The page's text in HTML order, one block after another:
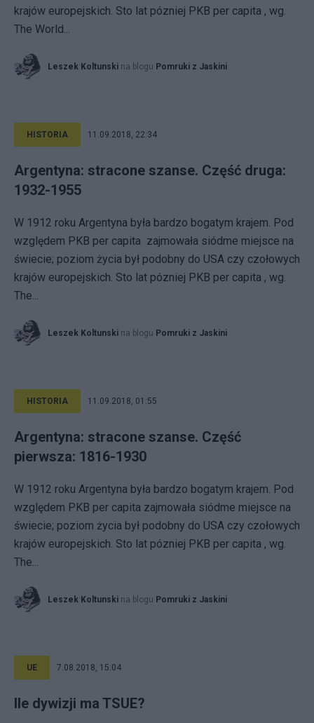
krajów europejskich. Sto lat pózniej PKB per capita , wg.
The World...
Leszek Koltunski na blogu Pomruki z Jaskini
HISTORIA 11.09.2018, 22:34
Argentyna: stracone szanse. Część druga:
1932-1955
W 1912 roku Argentyna była bardzo bogatym krajem. Pod
względem PKB per capita zajmowała siódme miejsce na
świecie; poziom życia był podobny do USA czy czołowych
krajów europejskich. Sto lat pózniej PKB per capita , wg.
The...
Leszek Koltunski na blogu Pomruki z Jaskini
HISTORIA 11.09.2018, 01:55
Argentyna: stracone szanse. Część
pierwsza: 1816-1930
W 1912 roku Argentyna była bardzo bogatym krajem. Pod
względem PKB per capita zajmowała siódme miejsce na
świecie; poziom życia był podobny do USA czy czołowych
krajów europejskich. Sto lat pózniej PKB per capita , wg.
The...
Leszek Koltunski na blogu Pomruki z Jaskini
UE 7.08.2018, 15:04
Ile dywizji ma TSUE?